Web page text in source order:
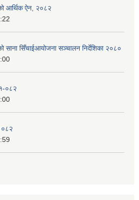
आर्थिक ऐन, २०८२
साना सिँचाईआयोजना सञ्चालन निर्देशिका २०८०
०८२